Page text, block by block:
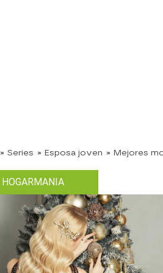
» Series » Esposa joven » Mejores
HOGARMANIA